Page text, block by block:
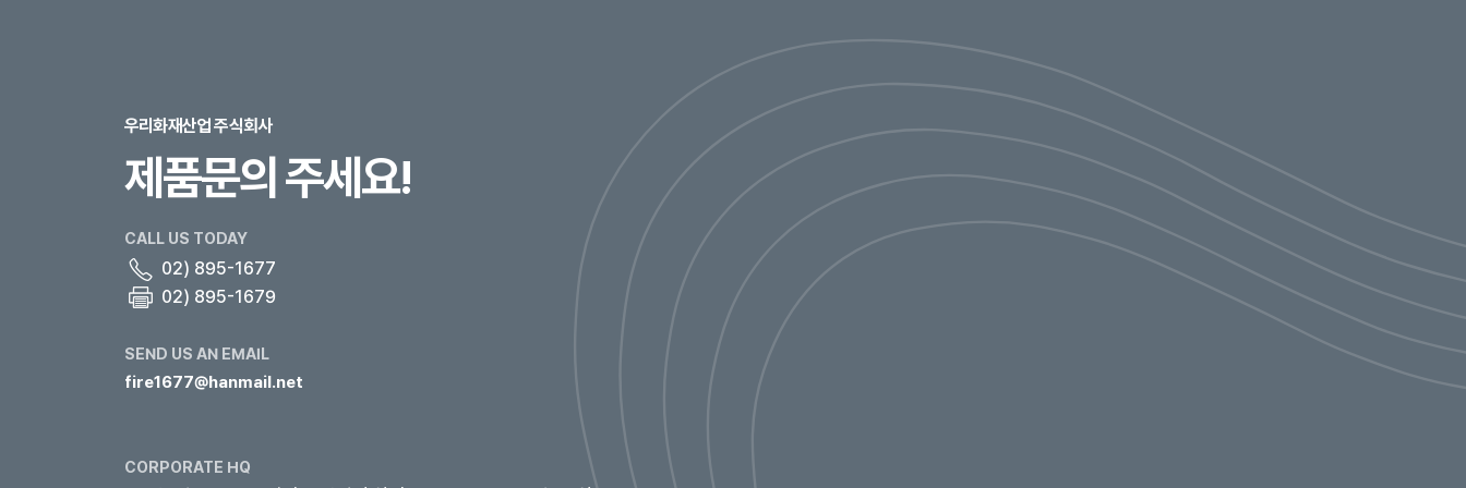
우리화재산업 주식회사
제품문의 주세요!
CALL US TODAY
02) 895-1677
02) 895-1679
SEND US AN EMAIL
fire1677@hanmail.net
CORPORATE HQ